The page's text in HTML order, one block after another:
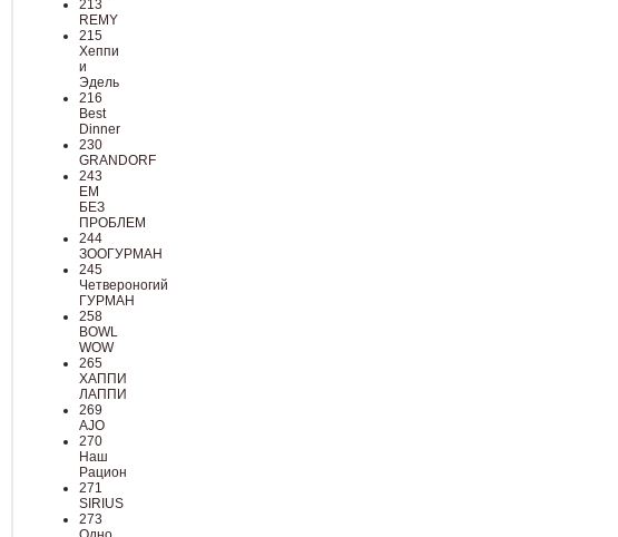
213
REMY
215
Хеппи
и
Эдель
216
Best
Dinner
230
GRANDORF
243
ЕМ
БЕЗ
ПРОБЛЕМ
244
ЗООГУРМАН
245
Четвероногий
ГУРМАН
258
BOWL
WOW
265
ХАППИ
ЛАППИ
269
AJO
270
Наш
Рацион
271
SIRIUS
273